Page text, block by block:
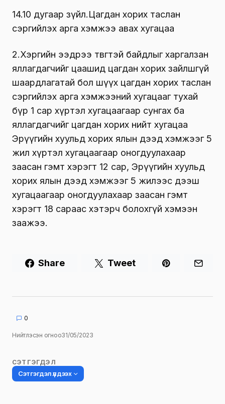
14.10 дугаар зүйл.Цагдан хорих таслан
сэргийлэх арга хэмжээ авах хугацаа
2.Хэргийн ээдрээ төвөгтэй байдлыг харгалзан
яллагдагчийг цаашид цагдан хорих зайлшгүй
шаардлагатай бол шүүх цагдан хорих таслан
сэргийлэх арга хэмжээний хугацааг тухай
бүр 1 сар хүртэл хугацаагаар сунгах ба
яллагдагчийг цагдан хорих нийт хугацаа
Эрүүгийн хуульд хорих ялын дээд хэмжээг 5
жил хүртэл хугацаагаар оногдуулахаар
заасан гэмт хэрэгт 12 сар, Эрүүгийн хуульд
хорих ялын дээд хэмжээг 5 жилээс дээш
хугацаагаар оногдуулахаар заасан гэмт
хэрэгт 18 сараас хэтэрч болохгүй хэмээн
заажээ.
Share Tweet
0
Нийтлэсэн огноо31/05/2023
СЭТГЭГДЭЛ
Сэтгэгдэл үлдээх